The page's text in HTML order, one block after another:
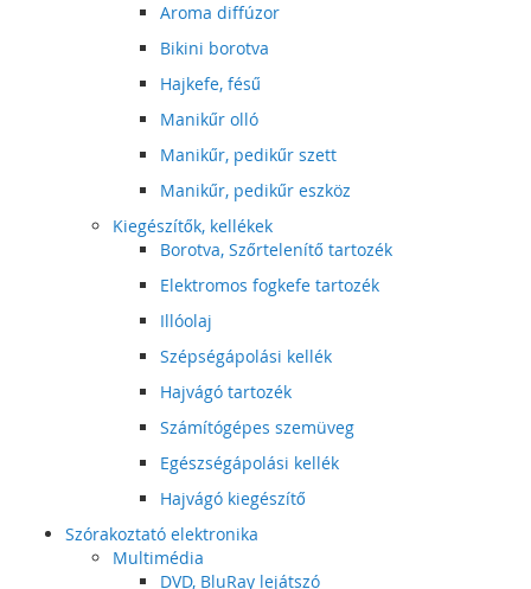
Aroma diffúzor
Bikini borotva
Hajkefe, fésű
Manikűr olló
Manikűr, pedikűr szett
Manikűr, pedikűr eszköz
Kiegészítők, kellékek
Borotva, Szőrtelenítő tartozék
Elektromos fogkefe tartozék
Illóolaj
Szépségápolási kellék
Hajvágó tartozék
Számítógépes szemüveg
Egészségápolási kellék
Hajvágó kiegészítő
Szórakoztató elektronika
Multimédia
DVD, BluRay lejátszó